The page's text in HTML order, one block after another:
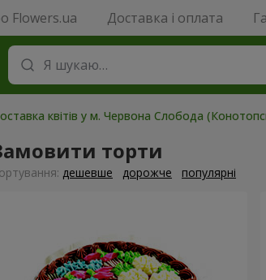
Flowers.ua Доставка і оплата
квітів у м. Червона Слобода
торти
дешевше дорожче популярні